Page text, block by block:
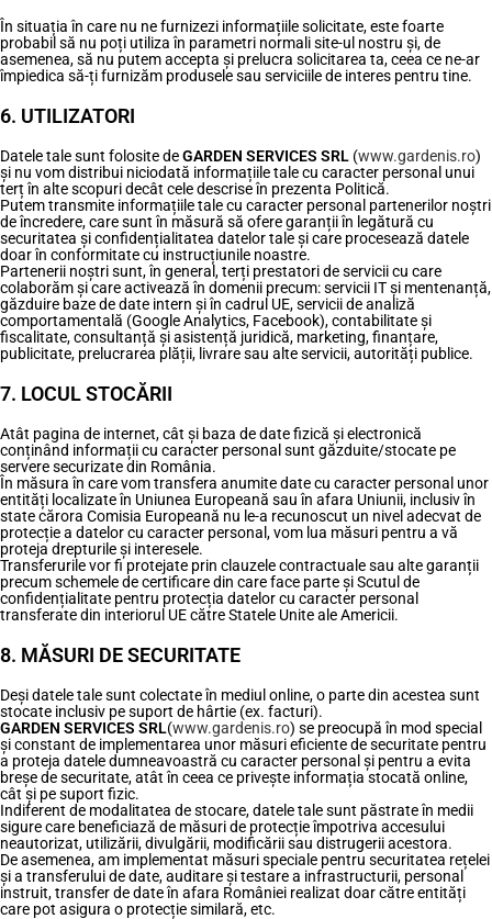
În situația în care nu ne furnizezi informațiile solicitate, este foarte
probabil să nu poți utiliza în parametri normali site-ul nostru și, de
asemenea, să nu putem accepta și prelucra solicitarea ta, ceea ce ne-ar
împiedica să-ți furnizăm produsele sau serviciile de interes pentru tine.
6. UTILIZATORI
Datele tale sunt folosite deGARDEN SERVICES SRL (www.gardenis.ro)
și nu vom distribui niciodată informațiile tale cu caracter personal unui
terț în alte scopuri decât cele descrise în prezenta Politică.
Putem transmite informațiile tale cu caracter personal partenerilor noștri
de încredere, care sunt în măsură să ofere garanții în legătură cu
securitatea și confidențialitatea datelor tale și care procesează datele
doar în conformitate cu instrucțiunile noastre.
Partenerii noștri sunt, în general, terți prestatori de servicii cu care
colaborăm și care activează în domenii precum: servicii IT și mentenanță,
găzduire baze de date intern și în cadrul UE, servicii de analiză
comportamentală (Google Analytics, Facebook), contabilitate și
fiscalitate, consultanță și asistență juridică, marketing, finanțare,
publicitate, prelucrarea plății, livrare sau alte servicii, autorități publice.
7. LOCUL STOCĂRII
Atât pagina de internet, cât și baza de date fizică și electronică
conținând informații cu caracter personal sunt găzduite/stocate pe
servere securizate din România.
În măsura în care vom transfera anumite date cu caracter personal unor
entități localizate în Uniunea Europeană sau în afara Uniunii, inclusiv în
state cărora Comisia Europeană nu le-a recunoscut un nivel adecvat de
protecție a datelor cu caracter personal, vom lua măsuri pentru a vă
proteja drepturile și interesele.
Transferurile vor fi protejate prin clauzele contractuale sau alte garanții
precum schemele de certificare din care face parte și Scutul de
confidențialitate pentru protecția datelor cu caracter personal
transferate din interiorul UE către Statele Unite ale Americii.
8. MĂSURI DE SECURITATE
Deși datele tale sunt colectate în mediul online, o parte din acestea sunt
stocate inclusiv pe suport de hârtie (ex. facturi).
GARDEN SERVICES SRL(www.gardenis.ro) se preocupă în mod special
și constant de implementarea unor măsuri eficiente de securitate pentru
a proteja datele dumneavoastră cu caracter personal și pentru a evita
breșe de securitate, atât în ceea ce privește informația stocată online,
cât și pe suport fizic.
Indiferent de modalitatea de stocare, datele tale sunt păstrate în medii
sigure care beneficiază de măsuri de protecție împotriva accesului
neautorizat, utilizării, divulgării, modificării sau distrugerii acestora.
De asemenea, am implementat măsuri speciale pentru securitatea rețelei
și a transferului de date, auditare și testare a infrastructurii, personal
instruit, transfer de date în afara României realizat doar către entități
care pot asigura o protecție similară, etc.